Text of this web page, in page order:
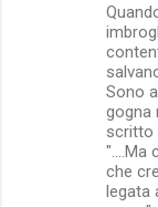
Sono
gogna
scritto
"....Ma
che
legata